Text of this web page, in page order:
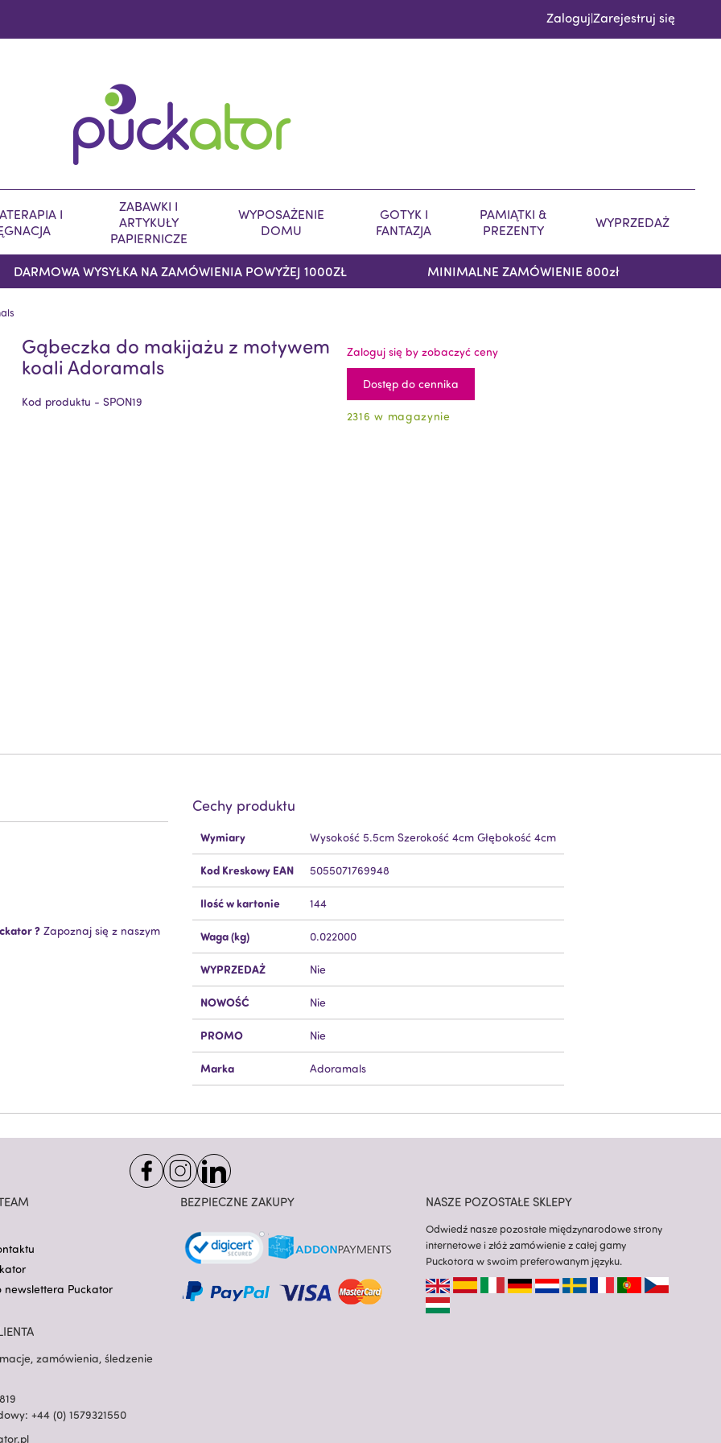
Zaloguj|Zarejestruj się
I
ZABAWKI I
ARTYKUŁY
PAPIERNICZE
WYPOSAŻENIE
DOMU
GOTYK I
FANTAZJA
PAMIĄTKI &
PREZENTY
WYPRZEDAŻ
DARMOWA WYSYŁKA NA ZAMÓWIENIA POWYŻEJ 1000ZŁ MINIMALNE ZAMÓWIENIE 800zł
Gąbeczka do makijażu z motywem
koali Adoramals
Kod produktu - SPON19
Zaloguj się by zobaczyć ceny
Dostęp do cennika
2316 w magazynie
? Zapoznaj się z naszym
Cechy produktu
informacji
Wymiary Wysokość 5.5cm Szerokość 4cm Głębokość 4cm
Kod Kreskowy EAN 5055071769948
Ilość w kartonie 144
Waga (kg) 0.022000
WYPRZEDAŻ Nie
NOWOŚĆ Nie
PROMO Nie
Marka Adoramals
newslettera Puckator
zamówienia, śledzenie
+44 (0) 1579321550
BEZPIECZNE ZAKUPY NASZE POZOSTAŁE SKLEPY
Odwiedź nasze pozostałe międzynarodowe strony
internetowe i złóż zamówienie z całej gamy
Puckotora w swoim preferowanym języku.